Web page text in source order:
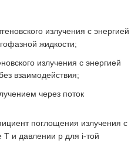
излучения с энергией
жидкости;
излучения с энергией
взаимодействия;
через поток
поглощения излучения с
Т и давлении p для i-той